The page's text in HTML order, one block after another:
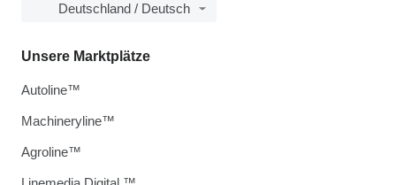
Deutschland / Deutsch
Unsere Marktplätze
Autoline™
Machineryline™
Agroline™